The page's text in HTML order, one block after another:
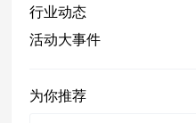
行业动态
活动大事件
为你推荐